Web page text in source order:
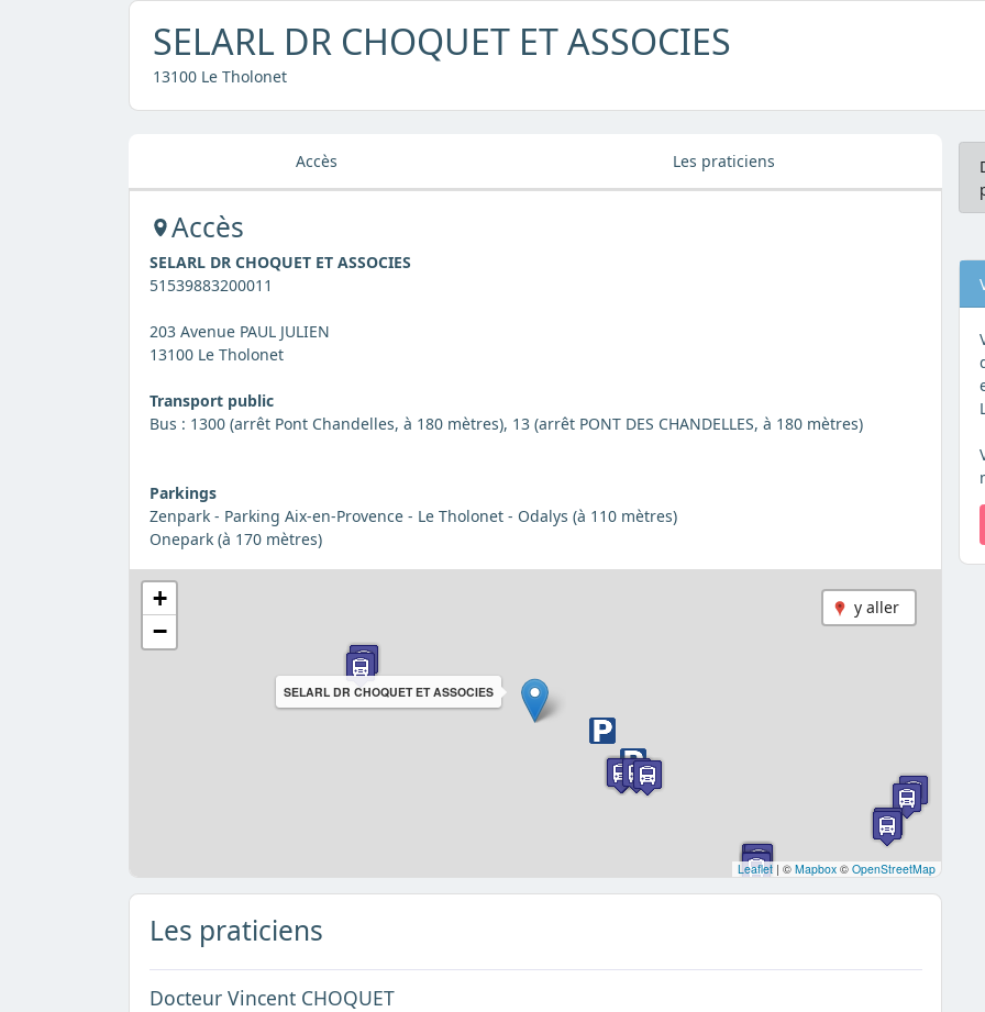
SELARL DR CHOQUET ET ASSOCIES
13100 Le Tholonet
Accès Les praticiens
Accès
SELARL DR CHOQUET ET ASSOCIES
51539883200011
203 Avenue PAUL JULIEN
13100 Le Tholonet
Transport public
Bus : 1300 (arrêt Pont Chandelles, à 180 mètres), 13 (arrêt PONT DES CHANDELLES, à 180 mètres)
Parkings
Zenpark - Parking Aix-en-Provence - Le Tholonet - Odalys (à 110 mètres)
Onepark (à 170 mètres)
y aller
SELARL DR CHOQUET ET ASSOCIES
+
−
Leaflet | © Mapbox © OpenStreetMap
Les praticiens
Docteur Vincent CHOQUET